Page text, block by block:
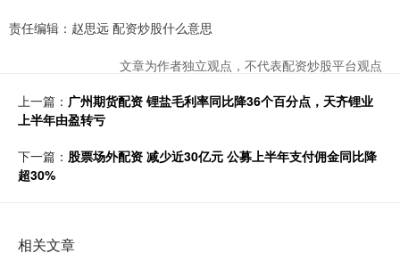
责任编辑：赵思远 配资炒股什么意思
文章为作者独立观点，不代表配资炒股平台观点
上一篇： 广州期货配资 锂盐毛利率同比降36个百分点，天齐锂业
上半年由盈转亏
下一篇： 股票场外配资 减少近30亿元 公募上半年支付佣金同比降
超30%
相关文章